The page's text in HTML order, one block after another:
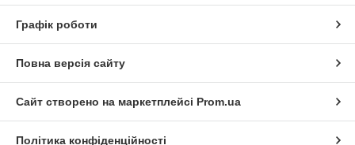
Кава на одну порцію – 7-16 грн. Використання
питного молока. 9-ступінчасте регулювання
ступеня помелу. Контейнер для зернової кави на
Суперавтомати – зручне рішення для
офісу та бізнесу
Суперавтомати-
кавомашини вибирають ті
наші клієнти, для яких
важливі швидкість,
Графік роботи
Повна версія сайту
Сайт створено на маркетплейсі Prom.ua
Політика конфіденційності